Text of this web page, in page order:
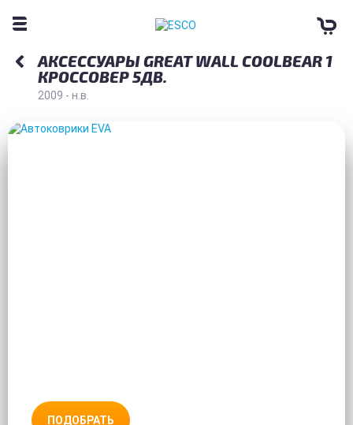
АКСЕССУАРЫ GREAT WALL COOLBEAR 1
КРОССОВЕР 5ДВ.
2009 - н.в.
ПОДОБРАТЬ